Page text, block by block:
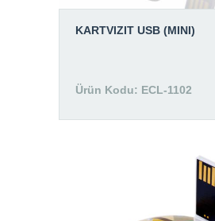
KARTVIZIT USB (MINI)
Ürün Kodu: ECL-1102